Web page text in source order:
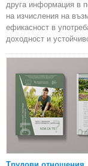
друга информация в
на изчисления на
ефикасност в
доходност и